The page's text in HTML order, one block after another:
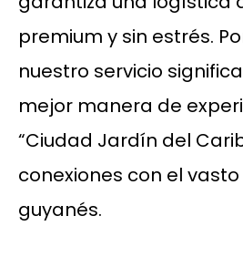
premium y sin estrés.
nuestro servicio
mejor manera de
“Ciudad Jardín del
conexiones con el
guyanés.